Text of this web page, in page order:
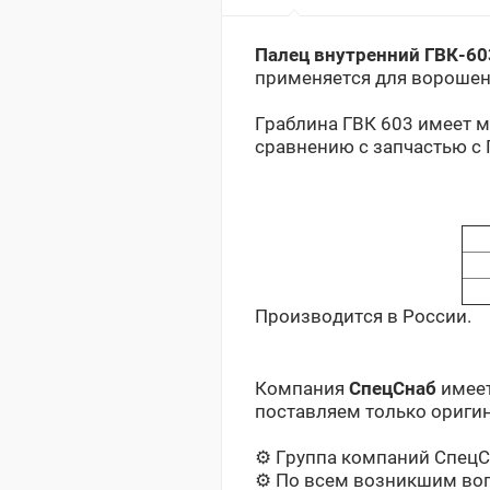
Палец внутренний ГВК-
применяется для
Граблина ГВК 603 имеет
сравнению с запчастью с
Производится в России.
Компания СпецСнаб
поставляем только
⚙️ Группа компаний
⚙️ По всем возникшим